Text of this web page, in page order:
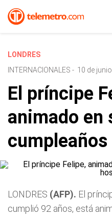
LONDRES
INTERNACIONALES - 10 de
El príncipe
animado en
cumpleaños
LONDRES (AFP). El
cumplió 92 años, está